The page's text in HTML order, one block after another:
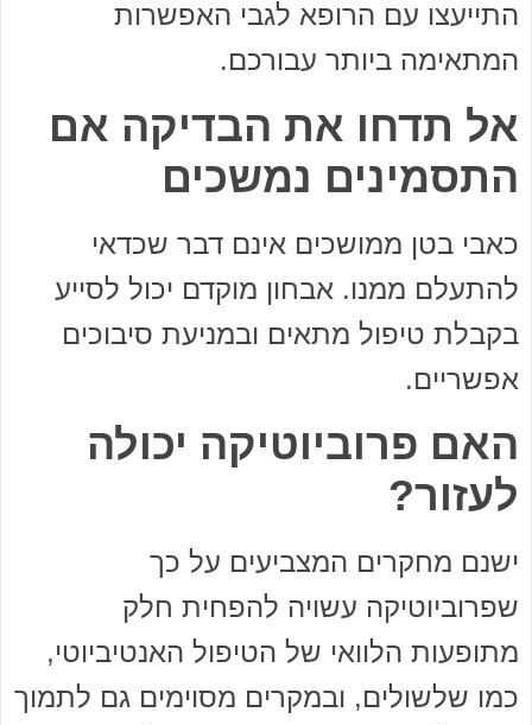
התייעצו עם הרופא לגבי האפשרות
המתאימה ביותר עבורכם.
אל תדחו את הבדיקה אם
התסמינים נמשכים
כאבי בטן ממושכים אינם דבר שכדאי
להתעלם ממנו. אבחון מוקדם יכול לסייע
בקבלת טיפול מתאים ובמניעת סיבוכים
אפשריים.
האם פרוביוטיקה יכולה
לעזור?
ישנם מחקרים המצביעים על כך
שפרוביוטיקה עשויה להפחית חלק
מתופעות הלוואי של הטיפול האנטיביוטי,
כמו שלשולים, ובמקרים מסוימים גם לתמוך